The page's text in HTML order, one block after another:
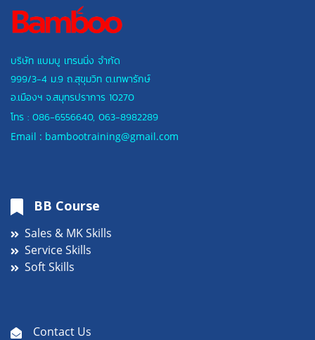
บริษัท แบมบู เทรนนิ่ง จำกัด
999/3-4 ม.9 ถ.สุขุมวิท ต.เทพารักษ์
อ.เมืองฯ จ.สมุทรปราการ 10270
โทร : 086-6556640, 063-8982289
Email : bambootraining@gmail.com
BB Course
Sales & MK Skills
Service Skills
Soft Skills
Contact Us